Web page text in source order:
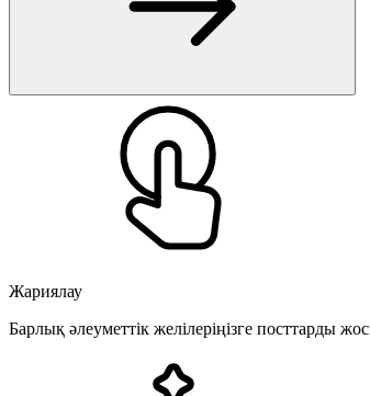
Жариялау
Барлық әлеуметтік желілеріңізге посттарды